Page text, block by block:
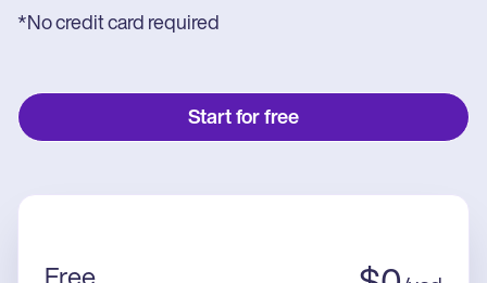
*No credit card required
Start for free